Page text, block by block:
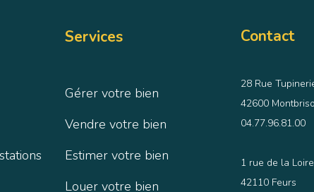
Services
Gérer votre bien
Vendre votre bien
Estimer votre bien
Louer votre bien
Contact
28 Rue
42600
04.77.96.81.00
1 rue de la Loire
42110 Feurs